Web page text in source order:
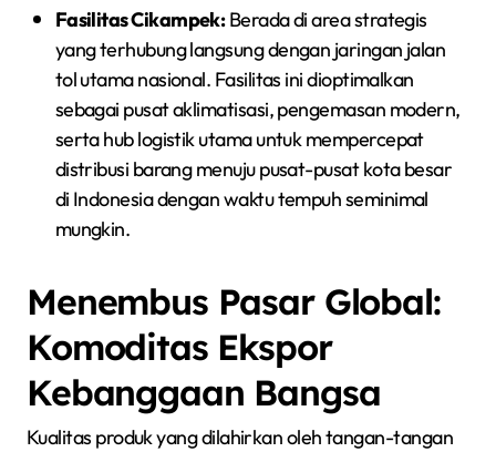
Fasilitas Cikampek:Berada di area strategis
yang terhubung langsung dengan jaringan jalan
tol utama nasional. Fasilitas ini dioptimalkan
sebagai pusat aklimatisasi, pengemasan modern,
serta hub logistik utama untuk mempercepat
distribusi barang menuju pusat-pusat kota besar
di Indonesia dengan waktu tempuh seminimal
mungkin.
Menembus Pasar Global:
Komoditas Ekspor
Kebanggaan Bangsa
Kualitas produk yang dilahirkan oleh tangan-tangan